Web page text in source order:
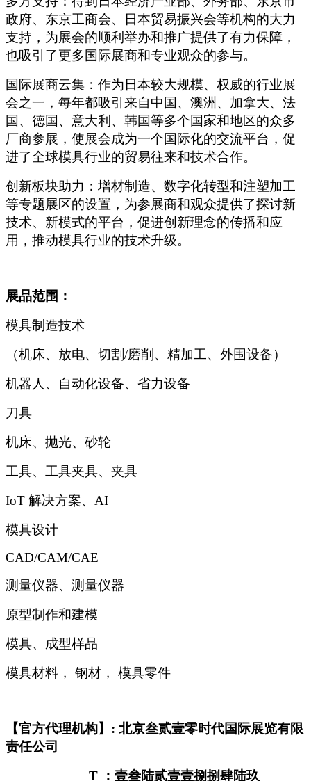
政府、东京工商会、日本贸易振兴会等机构的大力
支持，为展会的顺利举办和推广提供了有力保障，
也吸引了更多国际展商和专业观众的参与。
国际展商云集：作为日本较大规模、权威的行业展
会之一，每年都吸引来自中国、澳洲、加拿大、法
国、德国、意大利、韩国等多个国家和地区的众多
厂商参展，使展会成为一个国际化的交流平台，促
进了全球模具行业的贸易往来和技术合作。
创新板块助力：增材制造、数字化转型和注塑加工
等专题展区的设置，为参展商和观众提供了探讨新
技术、新模式的平台，促进创新理念的传播和应
用，推动模具行业的技术升级。
展品范围：
模具制造技术
（机床、放电、切割/磨削、精加工、外围设备）
机器人、自动化设备、省力设备
刀具
机床、抛光、砂轮
工具、工具夹具、夹具
IoT 解决方案、AI
模具设计
CAD/CAM/CAE
测量仪器、测量仪器
原型制作和建模
模具、成型样品
模具材料， 钢材， 模具零件
【官方代理机构】: 北京叁贰壹零时代国际展览有限
责任公司
T
：壹叁陆贰壹壹捌捌肆陆玖